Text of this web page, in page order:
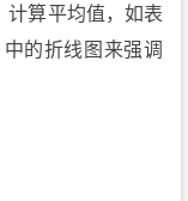
计算平均值，如表
的折线图来强调